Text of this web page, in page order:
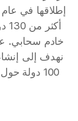
خادم سحابي.
نهدف إلى
100 دولة